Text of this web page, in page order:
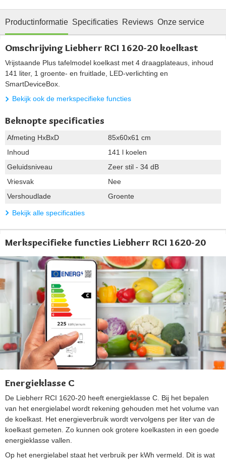
Productinformatie Specificaties Reviews Onze service
Omschrijving Liebherr RCI 1620-20 koelkast
Vrijstaande Plus tafelmodel koelkast met 4 draagplateaus, inhoud
141 liter, 1 groente- en fruitlade, LED-verlichting en
SmartDeviceBox.
Bekijk ook de merkspecifieke functies
Beknopte specificaties
Afmeting HxBxD
85x60x61 cm
Inhoud
141 l koelen
Geluidsniveau
Zeer stil - 34 dB
Vriesvak
Nee
Vershoudlade
Groente
Bekijk alle specificaties
Merkspecifieke functies Liebherr RCI 1620-20
Energieklasse C
De Liebherr RCI 1620-20 heeft energieklasse C. Bij het bepalen
van het energielabel wordt rekening gehouden met het volume van
de koelkast. Het energieverbruik wordt vervolgens per liter van de
koelkast gemeten. Zo kunnen ook grotere koelkasten in een goede
energieklasse vallen.
Op het energielabel staat het verbruik per kWh vermeld. Dit is wat